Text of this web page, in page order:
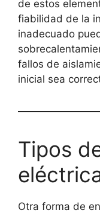
de estos
fiabilidad de la
inadecuado
fallos de
inicial sea
Tipos
Otra forma de